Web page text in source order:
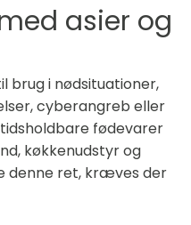
asier og
brug i nødsituationer,
cyberangreb eller
fødevarer
køkkenudstyr og
denne ret, kræves der